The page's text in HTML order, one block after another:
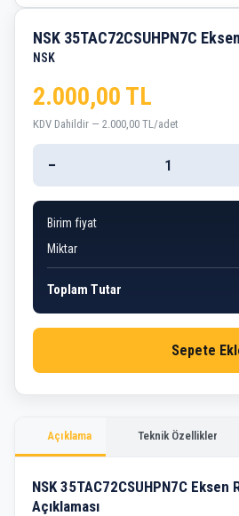
Açıklama Teknik Özellikler
NSK 35TAC72CSUHPN7C Eksen
Açıklaması
NSK 35TAC72CSUHPN7C
NSK
2.000,00 TL
KDV Dahildir — 2.000,00 TL/adet
−
Birim fiyat
Miktar
Toplam Tutar
Sepete